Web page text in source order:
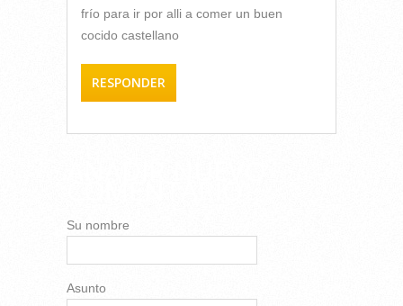
frío para ir por alli a comer un buen
cocido castellano
RESPONDER
Su nombre
Asunto